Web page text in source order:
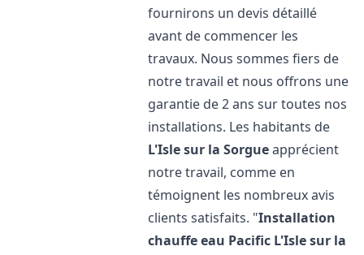
fournirons un devis détaillé
avant de commencer les
travaux. Nous sommes fiers de
notre travail et nous offrons une
garantie de 2 ans sur toutes nos
installations. Les habitants de
L'Isle sur la Sorgueapprécient
notre travail, comme en
témoignent les nombreux avis
clients satisfaits. "Installation
chauffe eau Pacific L'Isle sur la